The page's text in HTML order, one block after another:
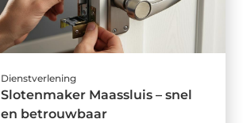
Dienstverlening
Slotenmaker Maassluis – snel
en betrouwbaar